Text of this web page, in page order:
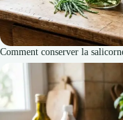
Comment conserver la